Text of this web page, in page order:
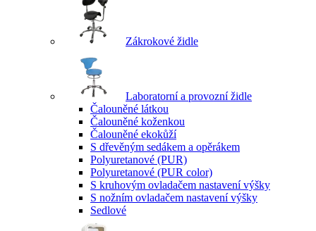
Zákrokové židle
Laboratorní a provozní židle
Čalouněné látkou
Čalouněné koženkou
Čalouněné ekokůží
S dřevěným sedákem a opěrákem
Polyuretanové (PUR)
Polyuretanové (PUR color)
S kruhovým ovladačem nastavení výšky
S nožním ovladačem nastavení výšky
Sedlové